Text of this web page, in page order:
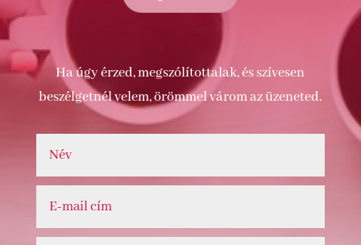
Ha úgy érzed, megszólítottalak, és szívesen
beszélgetnél velem, örömmel várom az üzeneted.